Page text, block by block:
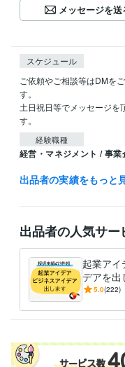
メッセージを送
スケジュール
ご依頼やご相談等はDMを
す。
土日祝日等でメッセージを
経験職種
経営・マネジメント / 事
受賞歴
サーチとアイデア出しの
ビジネス・クリエイティ
Excel:20年PowerPoint:10
得意分野
ビジネス代行・事務代行
ビジネス 企画
出品者の実績をもっと
出品者の人気サー
起業アイ
デアを出
困った
5.0(222)